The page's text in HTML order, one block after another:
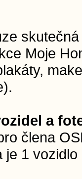
Moje
a
člena
je 1 vozidlo